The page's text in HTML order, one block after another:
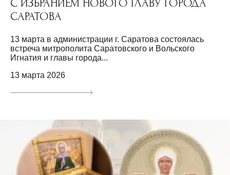
С ИЗБРАНИЕМ НОВОГО ГЛАВУ ГОРОДА
САРАТОВА
13 марта в администрации г. Саратова состоялась
встреча митрополита Саратовского и Вольского
Игнатия и главы города...
13 марта 2026